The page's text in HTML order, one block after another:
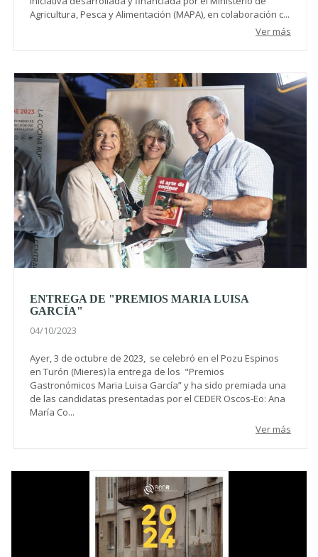
Agricultura, Pesca y Alimentación (MAPA), en colaboración c...
Ver más
ENTREGA DE "PREMIOS MARIA LUISA
GARCÍA"
04/10/2023
Ayer, 3 de octubre de 2023, se celebró en el Pozu Espinos
en Turón (Mieres) la entrega de los "Premios
Gastronómicos Maria Luisa García” y ha sido premiada una
de las candidatas presentadas por el CEDER Oscos-Eo: Ana
María Co...
Ver más